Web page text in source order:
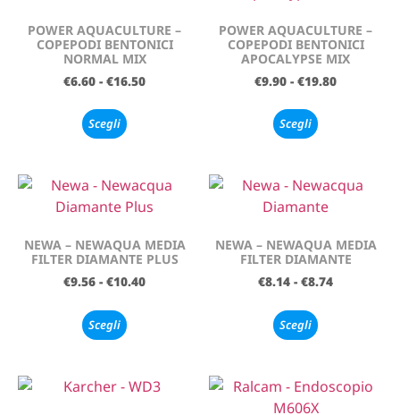
POWER AQUACULTURE –
COPEPODI BENTONICI
NORMAL MIX
€6.60 - €16.50
Scegli
POWER AQUACULTURE –
COPEPODI BENTONICI
APOCALYPSE MIX
€9.90 - €19.80
Scegli
NEWA – NEWAQUA MEDIA
FILTER DIAMANTE PLUS
€9.56 - €10.40
Scegli
NEWA – NEWAQUA MEDIA
FILTER DIAMANTE
€8.14 - €8.74
Scegli